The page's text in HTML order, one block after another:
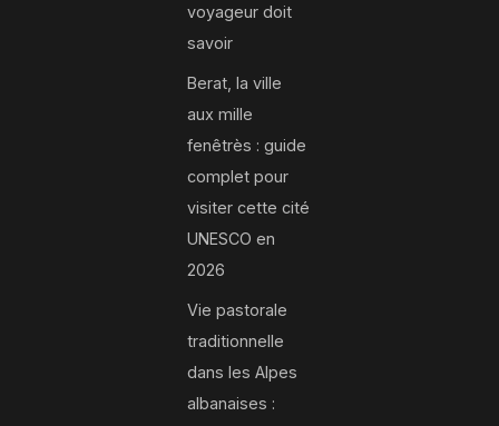
voyageur doit
savoir
Berat, la ville
aux mille
fenêtrès : guide
complet pour
visiter cette cité
UNESCO en
2026
Vie pastorale
traditionnelle
dans les Alpes
albanaises :